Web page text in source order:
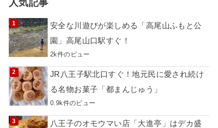
人気記事
安全な川遊びが楽しめる「高尾山ふもと公
園」高尾山口駅すぐ！
2k件のビュー
JR八王子駅北口すぐ！地元民に愛され続け
る名物お菓子「都まんじゅう」
0.9k件のビュー
八王子のオモウマい店「大進亭」はデカ盛